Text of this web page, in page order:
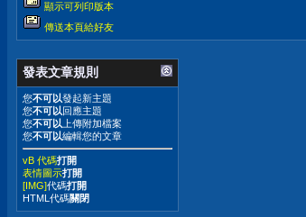
顯示可列印版本
傳送本頁給好友
發表文章規則
您不可以發起新主題
您不可以回應主題
您不可以 上傳附加檔案
您不可以編輯您的文章
vB 代碼打開
表情圖示打開
[IMG]代碼打開
HTML代碼關閉